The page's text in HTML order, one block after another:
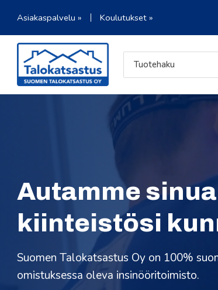
Asiakaspalvelu » Koulutukset »
Autamme
kiinteistösi
Suomen Talokatsastus Oy on 100%
omistuksessa oleva insinööritoimisto.